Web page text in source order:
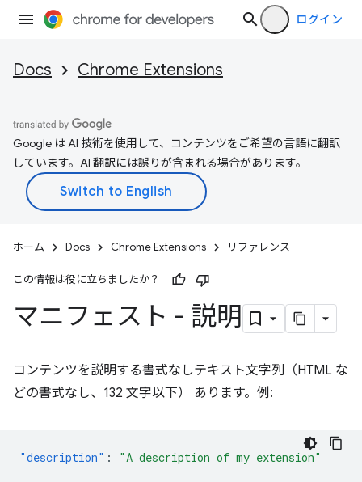
ログイン
Docs Chrome Extensions
Google は AI 技術を使用して、コンテンツをご希望の言語に翻訳
しています。AI 翻訳には誤りが含まれる場合があります。
ホーム Docs Chrome Extensions リファレンス
この情報は役に立ちましたか？
マニフェスト - 説明
コンテンツを説明する書式なしテキスト文字列（HTML な
どの書式なし、132 文字以下） あります。例:
"description" : "A description of my extension"